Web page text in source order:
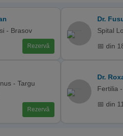
- Brasov
Rezervă
Dr.
Spital
📅 din
- Targu
Rezervă
Dr.
Fertilia
📅 din